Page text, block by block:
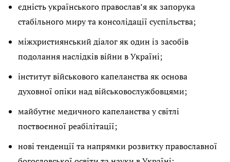
єдність українського православ’я як запорука
стабільного миру та консолідації суспільства;
міжхристиянський діалог як один із засобів
подолання наслідків війни в Україні;
інститут військового капеланства як основа
духовної опіки над військовослужбовцями;
майбутнє медичного капеланства у світлі
поствоєнної реабілітації;
нові тенденції та напрямки розвитку православної